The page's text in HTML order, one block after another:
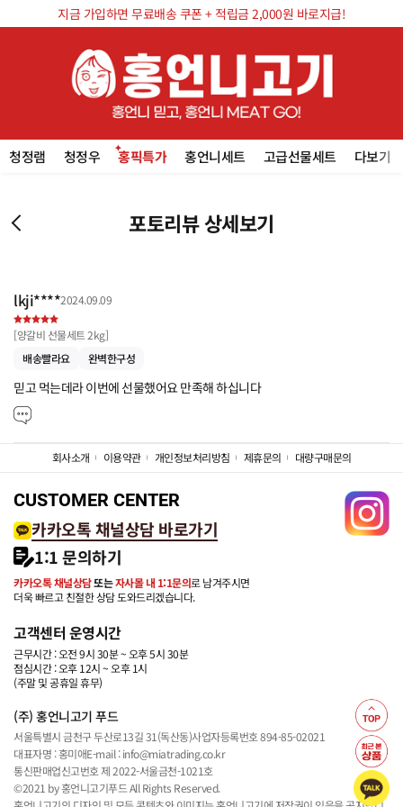
지금 가입하면 무료배송 쿠폰 + 적립금 2,000원 바로지급!
청정램 청정우 홍픽특가 홍언니세트 고급선물세트 다보기
포토리뷰 상세보기
lkji****2024.09.09
[양갈비 선물세트 2kg]
배송빨라요
완벽한구성
믿고 먹는데라 이번에 선물했어요 만족해 하십니다
회사소개 이용약관 개인정보처리방침 제휴문의 대량구매문의
CUSTOMER CENTER
카카오톡 채널상담 바로가기
1:1 문의하기
카카오톡 채널상담또는자사몰 내 1:1문의로 남겨주시면
더욱 빠르고 친절한 상담 도와드리겠습니다.
고객센터 운영시간
근무시간 : 오전 9시 30분 ~ 오후 5시 30분
점심시간 : 오후 12시 ~ 오후 1시
(주말 및 공휴일 휴무)
(주) 홍언니고기 푸드
서울특별시 금천구 두산로13길 31(독산동)사업자등록번호 894-85-02021
대표자명 : 홍미애E-mail : info@miatrading.co.kr
통신판매업신고번호 제 2022-서울금천-1021호
©2021 by 홍언니고기푸드 All Rights Reserved.